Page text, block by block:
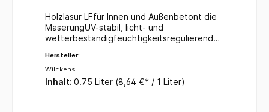
Holzlasur LFfür Innen und Außenbetont die
MaserungUV-stabil, licht- und
wetterbeständigfeuchtigkeitsregulierendde
Abblättern des AnstrichesFarbe:
eicheInhalt: 750 ml
Hersteller:
Wilckens
Inhalt: 0.75 Liter (8,64 €* / 1 Liter)